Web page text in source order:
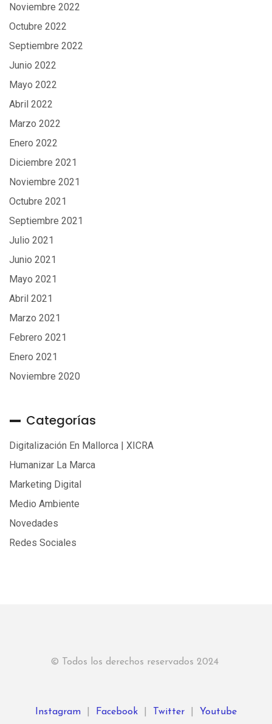
Noviembre 2022
Octubre 2022
Septiembre 2022
Junio 2022
Mayo 2022
Abril 2022
Marzo 2022
Enero 2022
Diciembre 2021
Noviembre 2021
Octubre 2021
Septiembre 2021
Julio 2021
Junio 2021
Mayo 2021
Abril 2021
Marzo 2021
Febrero 2021
Enero 2021
Noviembre 2020
Categorías
Digitalización En Mallorca | XICRA
Humanizar La Marca
Marketing Digital
Medio Ambiente
Novedades
Redes Sociales
© Todos los derechos reservados 2024
Instagram Facebook Twitter Youtube